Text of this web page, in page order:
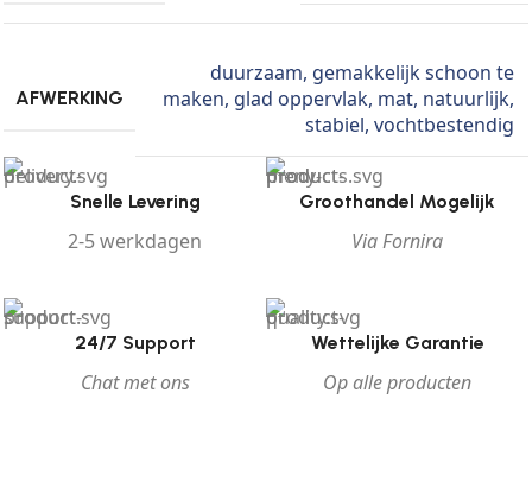
AFWERKING
duurzaam, gemakkelijk schoon te
maken, glad oppervlak, mat, natuurlijk,
stabiel, vochtbestendig
Snelle Levering
2-5 werkdagen
Groothandel Mogelijk
Via Fornira
24/7 Support
Chat met ons
Wettelijke Garantie
Op alle producten